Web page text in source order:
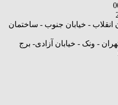
انقلاب - خیابان جنوب - ساختمان
- ونک - خیابان آزادی- برج